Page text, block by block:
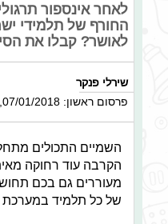
לאחר אינספור
החורף של תלמידי
לאושר? קבלו את
שירלי פנקר
פרסום ראשון: 07/01/2018, 13:00
השמיים התכולים
הקרבה עוד רחוקה
מעוררים גם בכם
של כל תלמיד במערכת